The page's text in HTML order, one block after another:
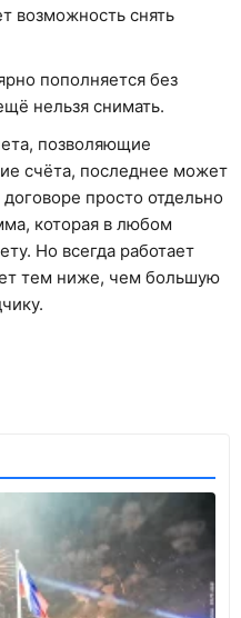
возможность снять
пополняется без
нельзя снимать.
позволяющие
счёта, последнее может
просто отдельно
которая в любом
Но всегда работает
тем ниже, чем большую